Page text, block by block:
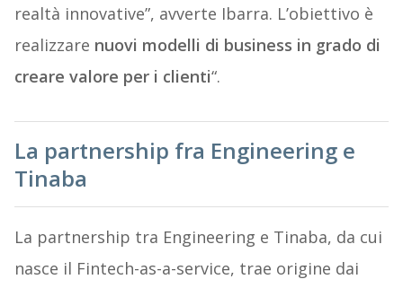
realtà innovative”, avverte Ibarra. L’obiettivo è
realizzare nuovi modelli di business in grado di
creare valore per i clienti“.
La partnership fra Engineering e
Tinaba
La partnership tra Engineering e Tinaba, da cui
nasce il Fintech-as-a-service, trae origine dai